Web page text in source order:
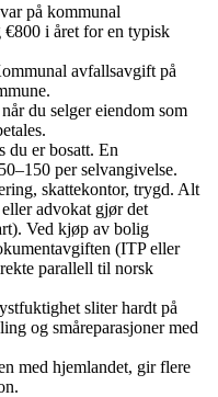
på kommunal
i året for en typisk
avfallsavgift på
du selger eiendom som
du er bosatt. En
per selvangivelse.
skattekontor, trygd. Alt
advokat gjør det
Ved kjøp av bolig
(ITP eller
parallell til norsk
sliter hardt på
og småreparasjoner med
med hjemlandet, gir flere